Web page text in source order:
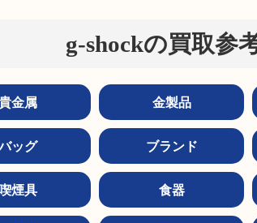
g-shockの買取参
金属 金製品
ッグ ブランド
煙具 食器